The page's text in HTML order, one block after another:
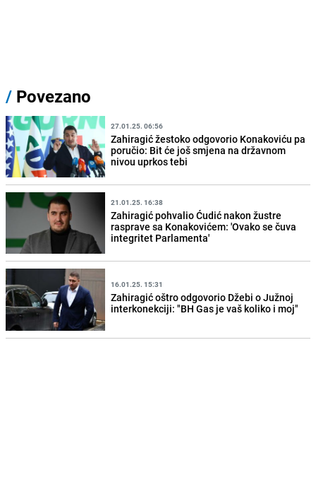
/ Povezano
27.01.25. 06:56
Zahiragić žestoko odgovorio Konakoviću pa
poručio: Bit će još smjena na državnom
nivou uprkos tebi
21.01.25. 16:38
Zahiragić pohvalio Ćudić nakon žustre
rasprave sa Konakovićem: 'Ovako se čuva
integritet Parlamenta'
16.01.25. 15:31
Zahiragić oštro odgovorio Džebi o Južnoj
interkonekciji: "BH Gas je vaš koliko i moj"